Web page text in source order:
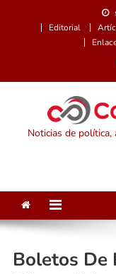
Editorial
Noticias de
Boletos De